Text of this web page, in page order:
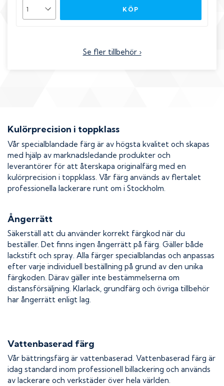
KÖP
Se fler tillbehör ›
Kulörprecision i toppklass
Vår specialblandade färg är av högsta kvalitet och skapas
med hjälp av marknadsledande produkter och
leverantörer för att återskapa originalfärg med en
kulörprecision i toppklass. Vår färg används av flertalet
professionella lackerare runt om i Stockholm.
Ångerrätt
Säkerställ att du använder korrekt färgkod när du
beställer. Det finns ingen ångerrätt på färg. Gäller både
lackstift och spray. Alla färger specialblandas och anpassas
efter varje individuell beställning på grund av den unika
färgkoden. Därav gäller inte bestämmelserna om
distansförsäljning. Klarlack, grundfärg och övriga tillbehör
har ångerrätt enligt lag.
Vattenbaserad färg
Vår bättringsfärg är vattenbaserad. Vattenbaserad färg är
idag standard inom professionell billackering och används
av lackerare och verkstäder över hela världen.